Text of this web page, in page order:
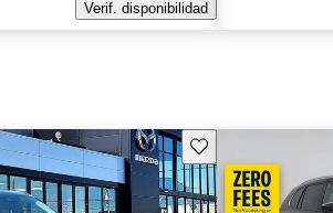
Verif. disponibilidad
Guarda este Aviso